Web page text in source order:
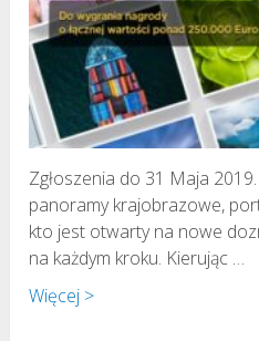
Zgłoszenia do 31 Maja
panoramy krajobrazowe,
kto jest otwarty na nowe
na każdym kroku. Kierując …
Więcej >